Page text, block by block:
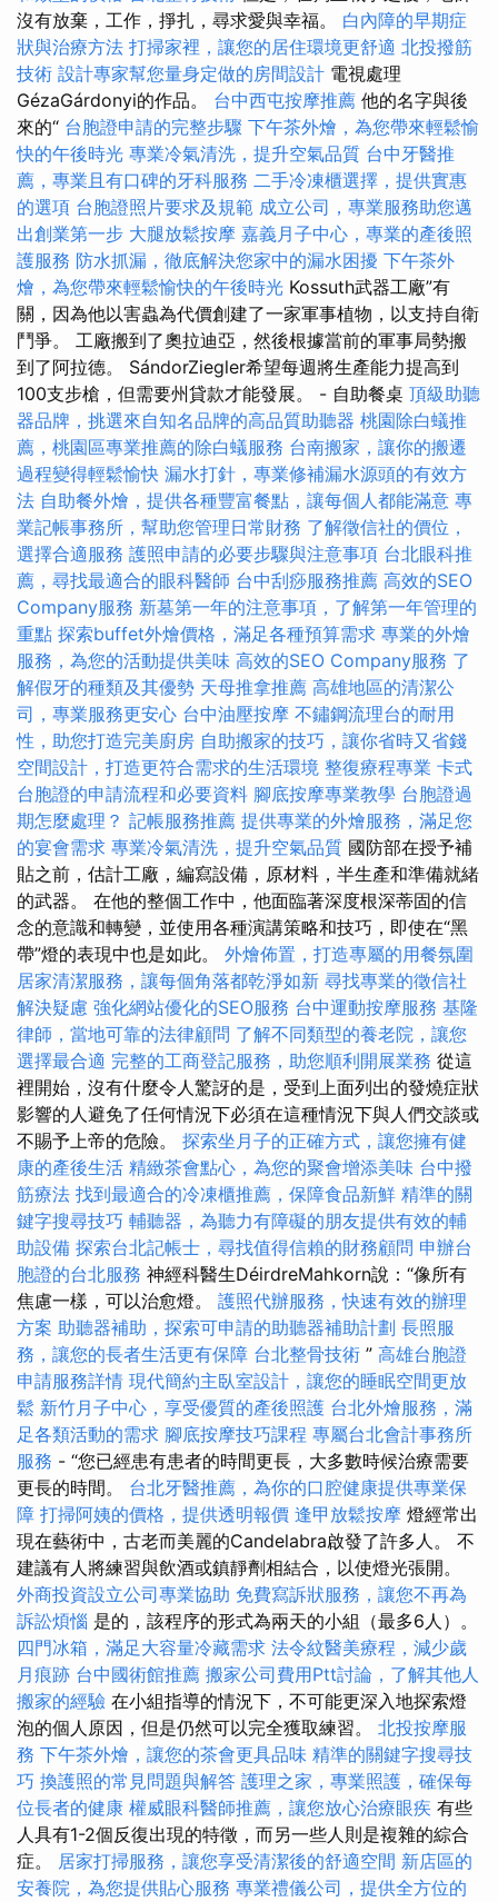
沒有放棄，工作，掙扎，尋求愛與幸福。 白內障的早期症
狀與治療方法 打掃家裡，讓您的居住環境更舒適 北投撥筋
技術 設計專家幫您量身定做的房間設計 電視處理
GézaGárdonyi的作品。 台中西屯按摩推薦 他的名字與後
來的“ 台胞證申請的完整步驟 下午茶外燴，為您帶來輕鬆愉
快的午後時光 專業冷氣清洗，提升空氣品質 台中牙醫推
薦，專業且有口碑的牙科服務 二手冷凍櫃選擇，提供實惠
的選項 台胞證照片要求及規範 成立公司，專業服務助您邁
出創業第一步 大腿放鬆按摩 嘉義月子中心，專業的產後照
護服務 防水抓漏，徹底解決您家中的漏水困擾 下午茶外
燴，為您帶來輕鬆愉快的午後時光 Kossuth武器工廠”有
關，因為他以害蟲為代價創建了一家軍事植物，以支持自衛
鬥爭。 工廠搬到了奧拉迪亞，然後根據當前的軍事局勢搬
到了阿拉德。 SándorZiegler希望每週將生產能力提高到
100支步槍，但需要州貸款才能發展。 - 自助餐桌 頂級助聽
器品牌，挑選來自知名品牌的高品質助聽器 桃園除白蟻推
薦，桃園區專業推薦的除白蟻服務 台南搬家，讓你的搬遷
過程變得輕鬆愉快 漏水打針，專業修補漏水源頭的有效方
法 自助餐外燴，提供各種豐富餐點，讓每個人都能滿意 專
業記帳事務所，幫助您管理日常財務 了解徵信社的價位，
選擇合適服務 護照申請的必要步驟與注意事項 台北眼科推
薦，尋找最適合的眼科醫師 台中刮痧服務推薦 高效的SEO
Company服務 新墓第一年的注意事項，了解第一年管理的
重點 探索buffet外燴價格，滿足各種預算需求 專業的外燴
服務，為您的活動提供美味 高效的SEO Company服務 了
解假牙的種類及其優勢 天母推拿推薦 高雄地區的清潔公
司，專業服務更安心 台中油壓按摩 不鏽鋼流理台的耐用
性，助您打造完美廚房 自助搬家的技巧，讓你省時又省錢
空間設計，打造更符合需求的生活環境 整復療程專業 卡式
台胞證的申請流程和必要資料 腳底按摩專業教學 台胞證過
期怎麼處理？ 記帳服務推薦 提供專業的外燴服務，滿足您
的宴會需求 專業冷氣清洗，提升空氣品質 國防部在授予補
貼之前，估計工廠，編寫設備，原材料，半生產和準備就緒
的武器。 在他的整個工作中，他面臨著深度根深蒂固的信
念的意識和轉變，並使用各種演講策略和技巧，即使在“黑
帶”燈的表現中也是如此。 外燴佈置，打造專屬的用餐氛圍
居家清潔服務，讓每個角落都乾淨如新 尋找專業的徵信社
解決疑慮 強化網站優化的SEO服務 台中運動按摩服務 基隆
律師，當地可靠的法律顧問 了解不同類型的養老院，讓您
選擇最合適 完整的工商登記服務，助您順利開展業務 從這
裡開始，沒有什麼令人驚訝的是，受到上面列出的發燒症狀
影響的人避免了任何情況下必須在這種情況下與人們交談或
不賜予上帝的危險。 探索坐月子的正確方式，讓您擁有健
康的產後生活 精緻茶會點心，為您的聚會增添美味 台中撥
筋療法 找到最適合的冷凍櫃推薦，保障食品新鮮 精準的關
鍵字搜尋技巧 輔聽器，為聽力有障礙的朋友提供有效的輔
助設備 探索台北記帳士，尋找值得信賴的財務顧問 申辦台
胞證的台北服務 神經科醫生DéirdreMahkorn說：“像所有
焦慮一樣，可以治愈燈。 護照代辦服務，快速有效的辦理
方案 助聽器補助，探索可申請的助聽器補助計劃 長照服
務，讓您的長者生活更有保障 台北整骨技術 ” 高雄台胞證
申請服務詳情 現代簡約主臥室設計，讓您的睡眠空間更放
鬆 新竹月子中心，享受優質的產後照護 台北外燴服務，滿
足各類活動的需求 腳底按摩技巧課程 專屬台北會計事務所
服務 - “您已經患有患者的時間更長，大多數時候治療需要
更長的時間。 台北牙醫推薦，為你的口腔健康提供專業保
障 打掃阿姨的價格，提供透明報價 逢甲放鬆按摩 燈經常出
現在藝術中，古老而美麗的Candelabra啟發了許多人。 不
建議有人將練習與飲酒或鎮靜劑相結合，以使燈光張開。
外商投資設立公司專業協助 免費寫訴狀服務，讓您不再為
訴訟煩惱 是的，該程序的形式為兩天的小組（最多6人）。
四門冰箱，滿足大容量冷藏需求 法令紋醫美療程，減少歲
月痕跡 台中國術館推薦 搬家公司費用Ptt討論，了解其他人
搬家的經驗 在小組指導的情況下，不可能更深入地探索燈
泡的個人原因，但是仍然可以完全獲取練習。 北投按摩服
務 下午茶外燴，讓您的茶會更具品味 精準的關鍵字搜尋技
巧 換護照的常見問題與解答 護理之家，專業照護，確保每
位長者的健康 權威眼科醫師推薦，讓您放心治療眼疾 有些
人具有1-2個反復出現的特徵，而另一些人則是複雜的綜合
症。 居家打掃服務，讓您享受清潔後的舒適空間 新店區的
安養院，為您提供貼心服務 專業禮儀公司，提供全方位的